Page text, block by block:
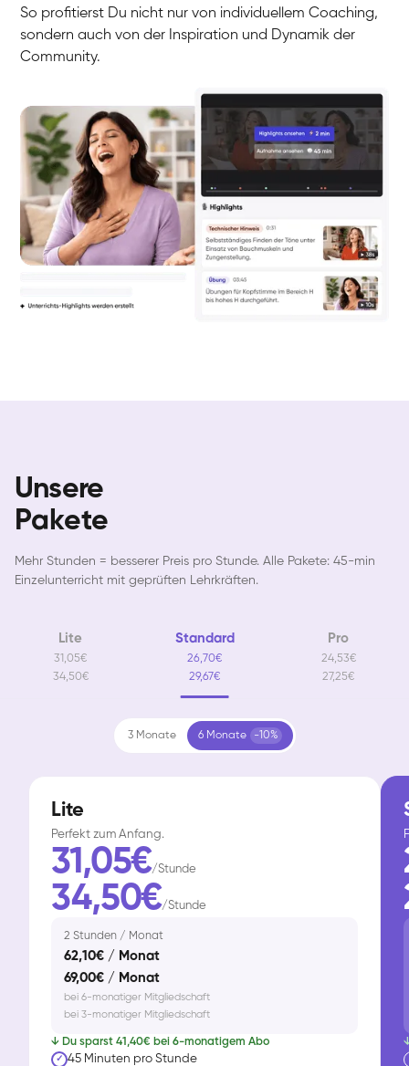
So profitierst Du nicht nur von individuellem Coaching,
sondern auch von der Inspiration und Dynamik der
Community.
Unsere
Pakete
Mehr Stunden = besserer Preis pro Stunde. Alle Pakete: 45-min
Einzelunterricht mit geprüften Lehrkräften.
Lite
31,05€
34,50€
Standard
26,70€
29,67€
Pro
24,53€
27,25€
3 Monate 6 Monate -10%
Lite
Perfekt zum Anfang.
31,05€/Stunde
34,50€/Stunde
2 Stunden / Monat
62,10€ / Monat
69,00€ / Monat
bei 6-monatiger Mitgliedschaft
bei 3-monatiger Mitgliedschaft
↓ Du sparst 41,40€ bei 6-monatigem Abo
✓ 45 Minuten pro Stunde